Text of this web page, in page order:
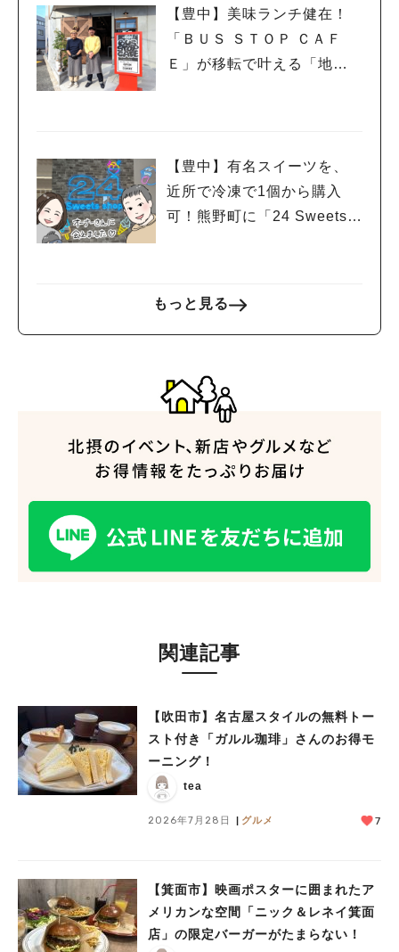
【豊中】美味ランチ健在！
「ＢＵＳ ＳＴＯＰ ＣＡＦ
Ｅ」が移転で叶える「地域
【豊中】有名スイーツを、
近所で冷凍で1個から購入
可！熊野町に「24 Sweets s
もっと見る
関連記事
【吹田市】名古屋スタイルの無料トー
スト付き「ガルル珈琲」さんのお得モ
ーニング！
tea
2026年7月28日 グルメ 7
【箕面市】映画ポスターに囲まれたア
メリカンな空間「ニック＆レネイ箕面
店」の限定バーガーがたまらない！
#今週どこいく？ #自然とふれあう#ランチ#カフェ#まとめ
#教えたい／教えて投稿記事#大阪学院大 商品開発プロジェクト
#あなたはどっち？